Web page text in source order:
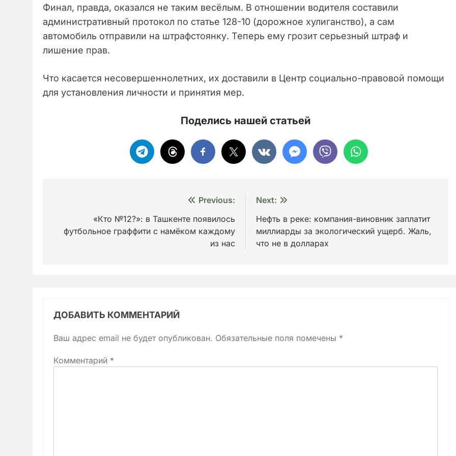
Финал, правда, оказался не таким весёлым. В отношении водителя составили
административный протокол по статье 128-10 (дорожное хулиганство), а сам
автомобиль отправили на штрафстоянку. Теперь ему грозит серьезный штраф и
лишение прав.
Что касается несовершеннолетних, их доставили в Центр социально-правовой помощи
для установления личности и принятия мер.
Поделись нашей статьей
записям
Previous:
«Кто №12?»: в Ташкенте появилось
футбольное граффити с намёком каждому
из нас
Next:
Нефть в реке: компания-виновник заплатит
миллиарды за экологический ущерб. Жаль,
что не в долларах
ДОБАВИТЬ КОММЕНТАРИЙ
Ваш адрес email не будет опубликован. Обязательные поля помечены *
Комментарий *